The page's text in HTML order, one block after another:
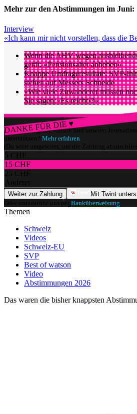
Mehr zur den Abstimmungen im Juni:
Interview
«Ich kann mir nicht vorstellen, dass die
Wenn die AHV wegen
gerät: «Pensionsalter anheben»
Knappe Umfrageresultate: SVP-
stehen auf Messers Schneide
«Wie viele Zuwanderer müssen
Sie sagen: ‹Es reicht›?»
DANKE FÜR DIE ♥
Würdest du gerne watson und unseren
unterstützen? Mehr erfahren
(Du wirst umgeleitet, um die Zahlung
5 CHF
15 CHF
25 CHF
Anderer
Weiter zur Zahlung
Mit Twint
Oder unterstütze uns per Banküberweisung
Themen
Schweiz
Videos
Schweiz-EU
SVP
Best of watson
Video
Abstimmungen 2026
Das waren die bisher knappsten